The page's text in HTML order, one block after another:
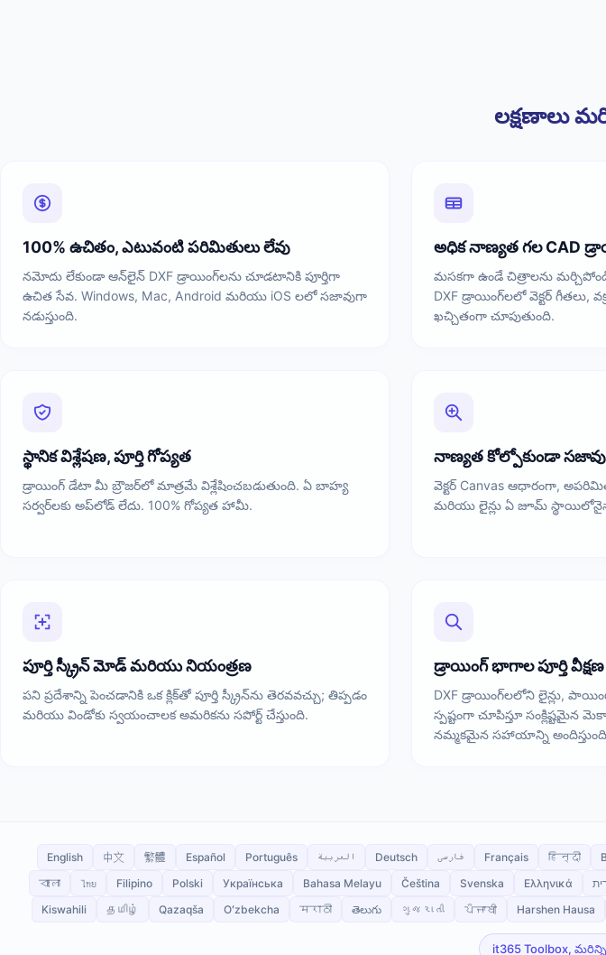
లక్షణాలు
100% ఉచితం, ఎటువంటి పరిమితులు లేవు
నమోదు లేకుండా ఆన్‌లైన్ DXF డ్రాయింగ్‌లను చూడటానికి పూర్తిగా
ఉచిత సేవ. Windows, Mac, Android మరియు iOS లలో సజావుగా
నడుస్తుంది.
అధిక నాణ్యత గల CAD
మసకగా ఉండే చిత్రాలను
DXF డ్రాయింగ్‌లలో వెక్టర్ గీతలు,
ఖచ్చితంగా చూపుతుంది.
స్థానిక విశ్లేషణ, పూర్తి గోప్యత
డ్రాయింగ్ డేటా మీ బ్రౌజర్‌లో మాత్రమే విశ్లేషించబడుతుంది. ఏ బాహ్య
సర్వర్‌లకు అప్‌లోడ్ లేదు. 100% గోప్యత హామీ.
నాణ్యత కోల్పోకుండా
వెక్టర్ Canvas ఆధారంగా,
మరియు లైన్లు ఏ జూమ్
పూర్తి స్క్రీన్ మోడ్ మరియు నియంత్రణ
పని ప్రదేశాన్ని పెంచడానికి ఒక క్లిక్‌తో పూర్తి స్క్రీన్‌ను తెరవవచ్చు; తిప్పడం
మరియు విండోకు స్వయంచాలక అమరికను సపోర్ట్ చేస్తుంది.
డ్రాయింగ్ భాగాల పూర్తి వీక్షణ
DXF డ్రాయింగ్‌లలోని లైన్లు,
స్పష్టంగా చూపిస్తూ సంక్లిష్టమైన
నమ్మకమైన సహాయాన్ని
English 中文 繁體 Español Português العربية Deutsch فارسی Français हिन्दी
বাংলা
ไทย Filipino Polski Українська Bahasa Melayu Čeština Svenska Ελληνικά
Kiswahili
தமிழ் Qazaqša Oʻzbekcha मराठी తెలుగు ગુજરાતી ਪੰਜਾਬੀ Harshen Hausa
it365 Toolbox,